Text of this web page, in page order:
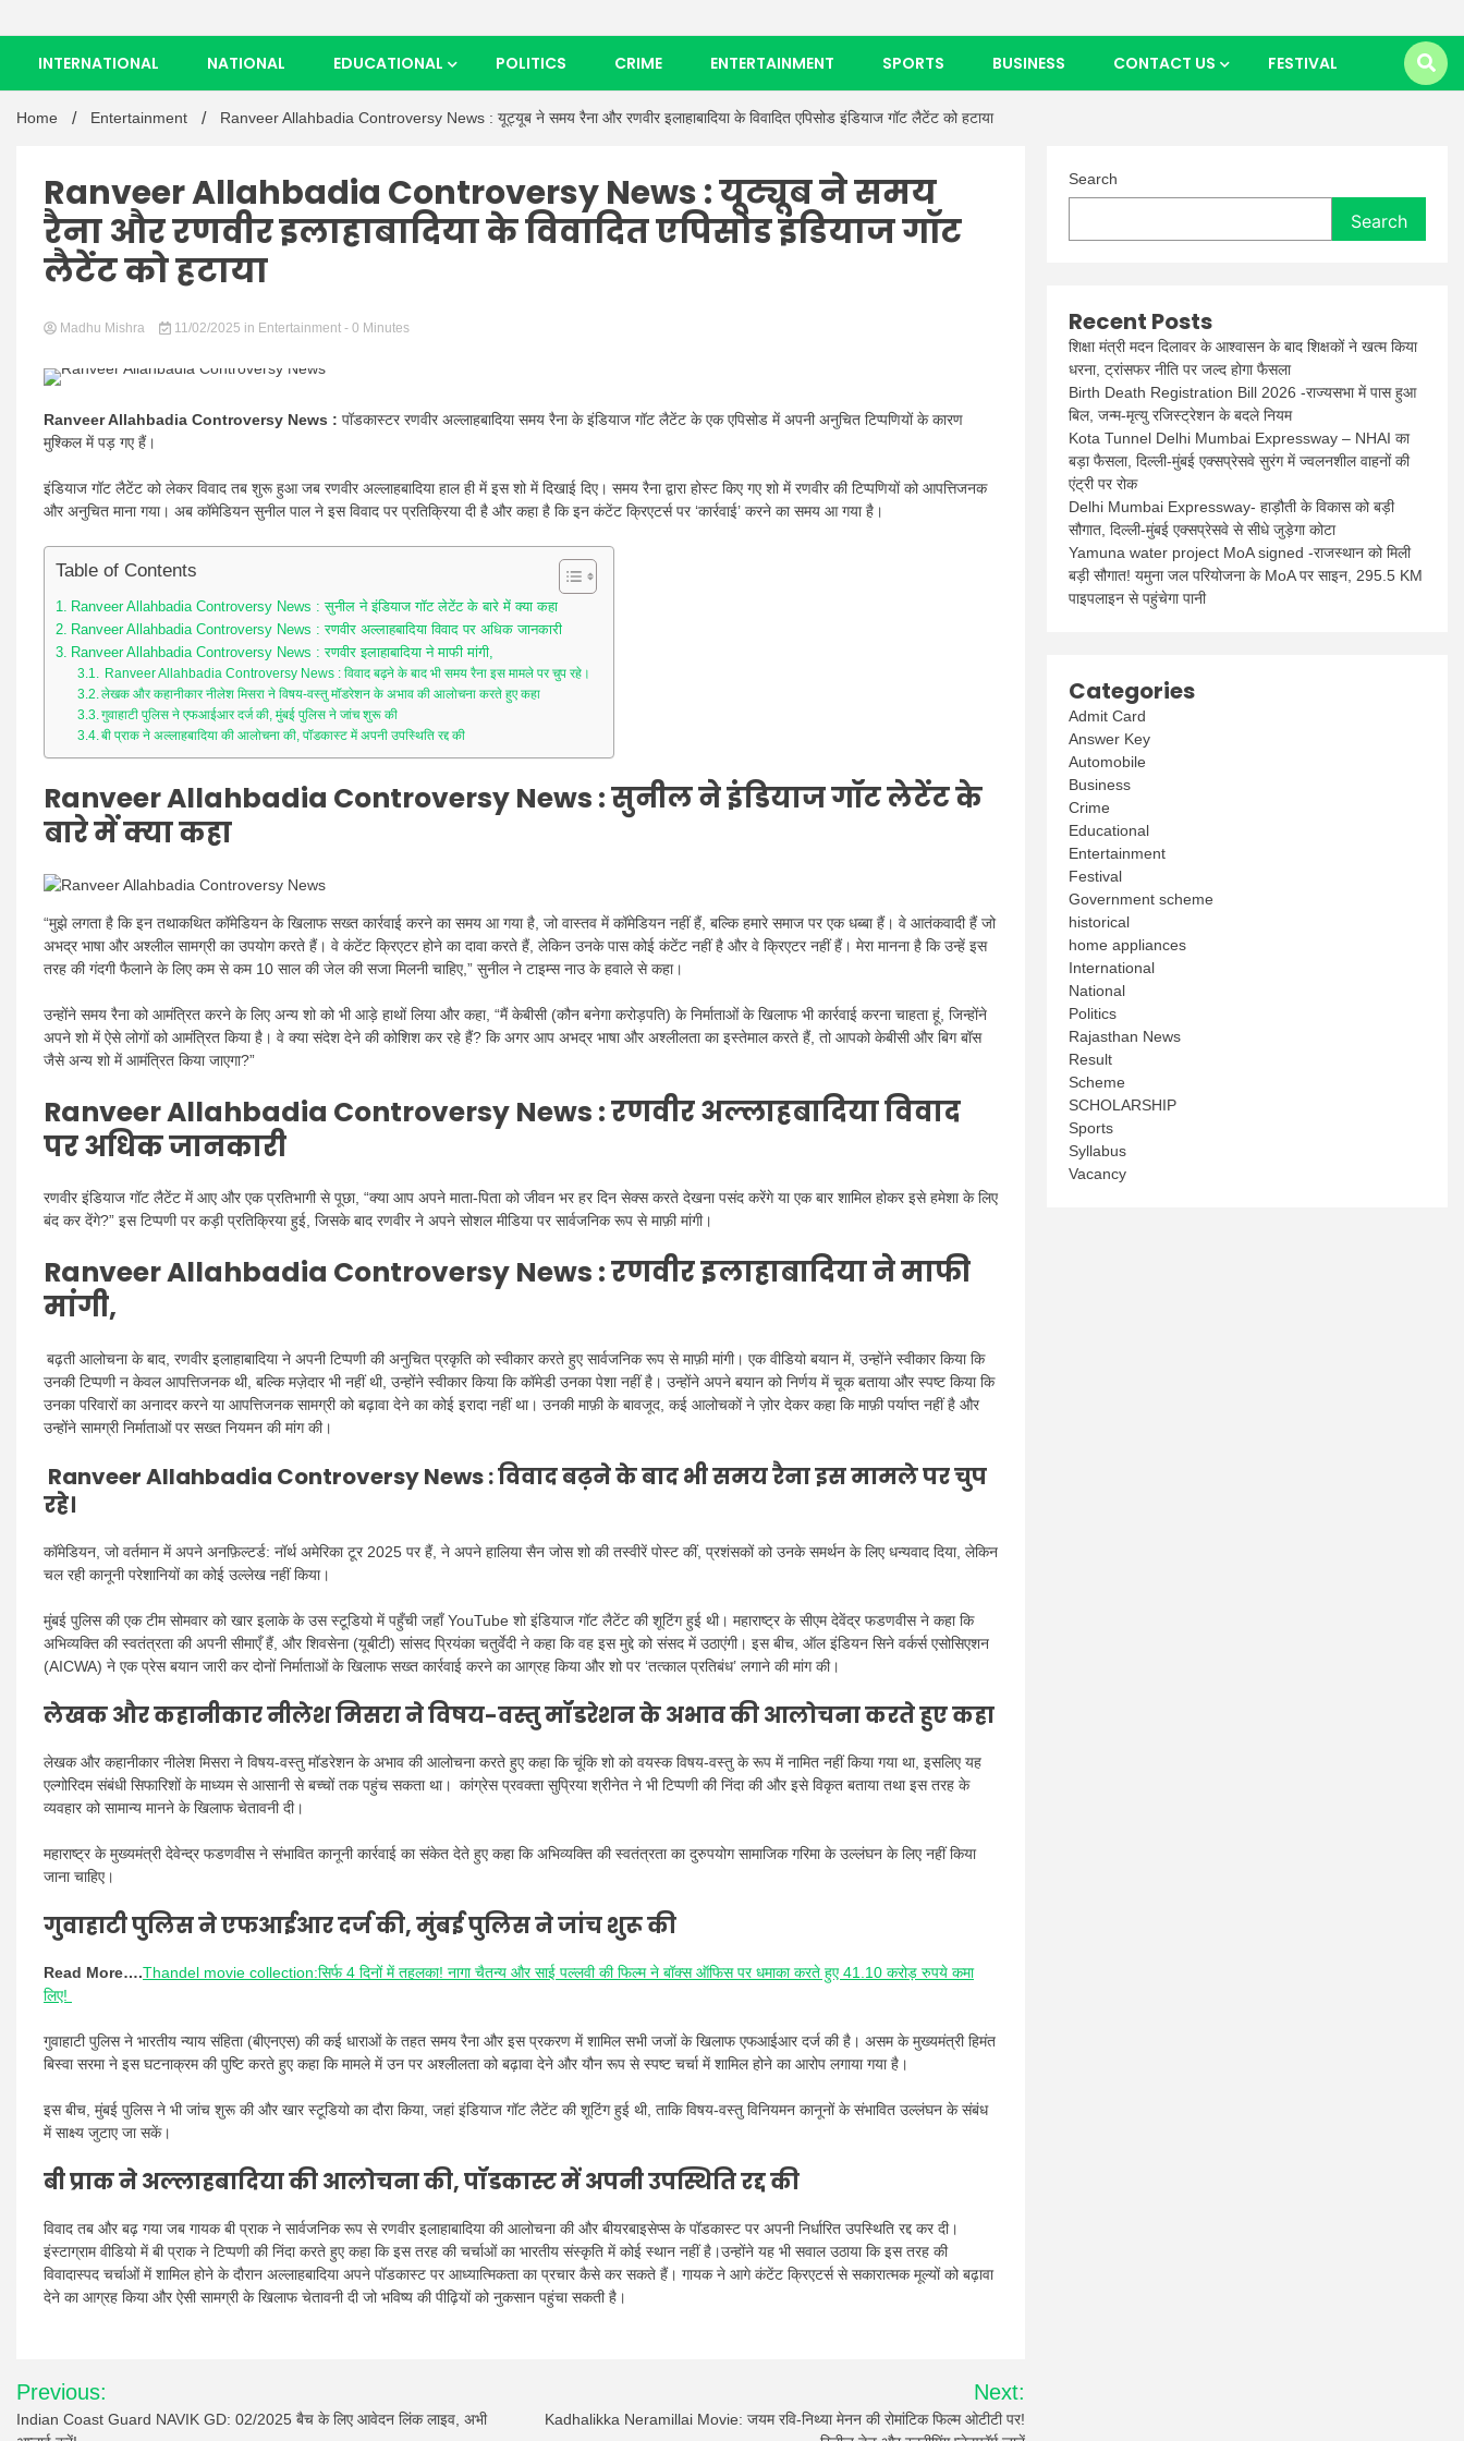
INTERNATIONAL NATIONAL EDUCATIONAL POLITICS CRIME ENTERTAINMENT SPORTS BUSINESS CONTACT US FESTIVAL
Home Entertainment Ranveer Allahbadia Controversy News : यूट्यूब ने समय रैना और रणवीर इलाहाबादिया के विवादित एपिसोड इंडियाज गॉट लैटेंट को हटाया
Ranveer Allahbadia Controversy News : यूट्यूब ने समय
रैना और रणवीर इलाहाबादिया के विवादित एपिसोड इंडियाज गॉट
लैटेंट को हटाया
Madhu Mishra 11/02/2025 in Entertainment - 0 Minutes
Ranveer Allahbadia Controversy News : पॉडकास्टर रणवीर अल्लाहबादिया समय रैना के इंडियाज गॉट लैटेंट के एक एपिसोड में अपनी अनुचित टिप्पणियों के कारण
मुश्किल में पड़ गए हैं।
इंडियाज गॉट लैटेंट को लेकर विवाद तब शुरू हुआ जब रणवीर अल्लाहबादिया हाल ही में इस शो में दिखाई दिए। समय रैना द्वारा होस्ट किए गए शो में रणवीर की टिप्पणियों को आपत्तिजनक
और अनुचित माना गया। अब कॉमेडियन सुनील पाल ने इस विवाद पर प्रतिक्रिया दी है और कहा है कि इन कंटेंट क्रिएटर्स पर ‘कार्रवाई’ करने का समय आ गया है।
Table of Contents
Ranveer Allahbadia Controversy News : सुनील ने इंडियाज गॉट लेटेंट के बारे में क्या कहा
Ranveer Allahbadia Controversy News : रणवीर अल्लाहबादिया विवाद पर अधिक जानकारी
Ranveer Allahbadia Controversy News : रणवीर इलाहाबादिया ने माफी मांगी,
Ranveer Allahbadia Controversy News : विवाद बढ़ने के बाद भी समय रैना इस मामले पर चुप रहे।
लेखक और कहानीकार नीलेश मिसरा ने विषय-वस्तु मॉडरेशन के अभाव की आलोचना करते हुए कहा
गुवाहाटी पुलिस ने एफआईआर दर्ज की, मुंबई पुलिस ने जांच शुरू की
बी प्राक ने अल्लाहबादिया की आलोचना की, पॉडकास्ट में अपनी उपस्थिति रद्द की
Ranveer Allahbadia Controversy News : सुनील ने इंडियाज गॉट लेटेंट के
बारे में क्या कहा
“मुझे लगता है कि इन तथाकथित कॉमेडियन के खिलाफ सख्त कार्रवाई करने का समय आ गया है, जो वास्तव में कॉमेडियन नहीं हैं, बल्कि हमारे समाज पर एक धब्बा हैं। वे आतंकवादी हैं जो
अभद्र भाषा और अश्लील सामग्री का उपयोग करते हैं। वे कंटेंट क्रिएटर होने का दावा करते हैं, लेकिन उनके पास कोई कंटेंट नहीं है और वे क्रिएटर नहीं हैं। मेरा मानना ​​है कि उन्हें इस
तरह की गंदगी फैलाने के लिए कम से कम 10 साल की जेल की सजा मिलनी चाहिए,” सुनील ने टाइम्स नाउ के हवाले से कहा।
उन्होंने समय रैना को आमंत्रित करने के लिए अन्य शो को भी आड़े हाथों लिया और कहा, “मैं केबीसी (कौन बनेगा करोड़पति) के निर्माताओं के खिलाफ भी कार्रवाई करना चाहता हूं, जिन्होंने
अपने शो में ऐसे लोगों को आमंत्रित किया है। वे क्या संदेश देने की कोशिश कर रहे हैं? कि अगर आप अभद्र भाषा और अश्लीलता का इस्तेमाल करते हैं, तो आपको केबीसी और बिग बॉस
जैसे अन्य शो में आमंत्रित किया जाएगा?”
Ranveer Allahbadia Controversy News : रणवीर अल्लाहबादिया विवाद
पर अधिक जानकारी
रणवीर इंडियाज गॉट लैटेंट में आए और एक प्रतिभागी से पूछा, “क्या आप अपने माता-पिता को जीवन भर हर दिन सेक्स करते देखना पसंद करेंगे या एक बार शामिल होकर इसे हमेशा के लिए
बंद कर देंगे?” इस टिप्पणी पर कड़ी प्रतिक्रिया हुई, जिसके बाद रणवीर ने अपने सोशल मीडिया पर सार्वजनिक रूप से माफ़ी मांगी।
Ranveer Allahbadia Controversy News :रणवीर इलाहाबादिया ने माफी
मांगी,
बढ़ती आलोचना के बाद, रणवीर इलाहाबादिया ने अपनी टिप्पणी की अनुचित प्रकृति को स्वीकार करते हुए सार्वजनिक रूप से माफ़ी मांगी। एक वीडियो बयान में, उन्होंने स्वीकार किया कि
उनकी टिप्पणी न केवल आपत्तिजनक थी, बल्कि मज़ेदार भी नहीं थी, उन्होंने स्वीकार किया कि कॉमेडी उनका पेशा नहीं है। उन्होंने अपने बयान को निर्णय में चूक बताया और स्पष्ट किया कि
उनका परिवारों का अनादर करने या आपत्तिजनक सामग्री को बढ़ावा देने का कोई इरादा नहीं था। उनकी माफ़ी के बावजूद, कई आलोचकों ने ज़ोर देकर कहा कि माफ़ी पर्याप्त नहीं है और
उन्होंने सामग्री निर्माताओं पर सख्त नियमन की मांग की।
Ranveer Allahbadia Controversy News : विवाद बढ़ने के बाद भी समय रैना इस मामले पर चुप
रहे।
कॉमेडियन, जो वर्तमान में अपने अनफ़िल्टर्ड: नॉर्थ अमेरिका टूर 2025 पर हैं, ने अपने हालिया सैन जोस शो की तस्वीरें पोस्ट कीं, प्रशंसकों को उनके समर्थन के लिए धन्यवाद दिया, लेकिन
चल रही कानूनी परेशानियों का कोई उल्लेख नहीं किया।
मुंबई पुलिस की एक टीम सोमवार को खार इलाके के उस स्टूडियो में पहुँची जहाँ YouTube शो इंडियाज गॉट लैटेंट की शूटिंग हुई थी। महाराष्ट्र के सीएम देवेंद्र फडणवीस ने कहा कि
अभिव्यक्ति की स्वतंत्रता की अपनी सीमाएँ हैं, और शिवसेना (यूबीटी) सांसद प्रियंका चतुर्वेदी ने कहा कि वह इस मुद्दे को संसद में उठाएंगी। इस बीच, ऑल इंडियन सिने वर्कर्स एसोसिएशन
(AICWA) ने एक प्रेस बयान जारी कर दोनों निर्माताओं के खिलाफ सख्त कार्रवाई करने का आग्रह किया और शो पर ‘तत्काल प्रतिबंध’ लगाने की मांग की।
लेखक और कहानीकार नीलेश मिसरा ने विषय-वस्तु मॉडरेशन के अभाव की आलोचना करते हुए कहा
लेखक और कहानीकार नीलेश मिसरा ने विषय-वस्तु मॉडरेशन के अभाव की आलोचना करते हुए कहा कि चूंकि शो को वयस्क विषय-वस्तु के रूप में नामित नहीं किया गया था, इसलिए यह
एल्गोरिदम संबंधी सिफारिशों के माध्यम से आसानी से बच्चों तक पहुंच सकता था। कांग्रेस प्रवक्ता सुप्रिया श्रीनेत ने भी टिप्पणी की निंदा की और इसे विकृत बताया तथा इस तरह के
व्यवहार को सामान्य मानने के खिलाफ चेतावनी दी।
महाराष्ट्र के मुख्यमंत्री देवेन्द्र फडणवीस ने संभावित कानूनी कार्रवाई का संकेत देते हुए कहा कि अभिव्यक्ति की स्वतंत्रता का दुरुपयोग सामाजिक गरिमा के उल्लंघन के लिए नहीं किया
जाना चाहिए।
गुवाहाटी पुलिस ने एफआईआर दर्ज की, मुंबई पुलिस ने जांच शुरू की
Read More….Thandel movie collection:सिर्फ 4 दिनों में तहलका! नागा चैतन्य और साई पल्लवी की फिल्म ने बॉक्स ऑफिस पर धमाका करते हुए 41.10 करोड़ रुपये कमा
लिए!
गुवाहाटी पुलिस ने भारतीय न्याय संहिता (बीएनएस) की कई धाराओं के तहत समय रैना और इस प्रकरण में शामिल सभी जजों के खिलाफ एफआईआर दर्ज की है। असम के मुख्यमंत्री हिमंत
बिस्वा सरमा ने इस घटनाक्रम की पुष्टि करते हुए कहा कि मामले में उन पर अश्लीलता को बढ़ावा देने और यौन रूप से स्पष्ट चर्चा में शामिल होने का आरोप लगाया गया है।
इस बीच, मुंबई पुलिस ने भी जांच शुरू की और खार स्टूडियो का दौरा किया, जहां इंडियाज गॉट लैटेंट की शूटिंग हुई थी, ताकि विषय-वस्तु विनियमन कानूनों के संभावित उल्लंघन के संबंध
में साक्ष्य जुटाए जा सकें।
बी प्राक ने अल्लाहबादिया की आलोचना की, पॉडकास्ट में अपनी उपस्थिति रद्द की
विवाद तब और बढ़ गया जब गायक बी प्राक ने सार्वजनिक रूप से रणवीर इलाहाबादिया की आलोचना की और बीयरबाइसेप्स के पॉडकास्ट पर अपनी निर्धारित उपस्थिति रद्द कर दी।
इंस्टाग्राम वीडियो में बी प्राक ने टिप्पणी की निंदा करते हुए कहा कि इस तरह की चर्चाओं का भारतीय संस्कृति में कोई स्थान नहीं है।उन्होंने यह भी सवाल उठाया कि इस तरह की
विवादास्पद चर्चाओं में शामिल होने के दौरान अल्लाहबादिया अपने पॉडकास्ट पर आध्यात्मिकता का प्रचार कैसे कर सकते हैं। गायक ने आगे कंटेंट क्रिएटर्स से सकारात्मक मूल्यों को बढ़ावा
देने का आग्रह किया और ऐसी सामग्री के खिलाफ चेतावनी दी जो भविष्य की पीढ़ियों को नुकसान पहुंचा सकती है।
Post
navigation
Previous:
Indian Coast Guard NAVIK GD: 02/2025 बैच के लिए आवेदन लिंक लाइव, अभी
Next:
Kadhalikka Neramillai Movie: जयम रवि-निथ्या मेनन की रोमांटिक फिल्म ओटीटी पर!
Search
Search
Recent Posts
शिक्षा मंत्री मदन दिलावर के आश्वासन के बाद शिक्षकों ने खत्म किया
धरना, ट्रांसफर नीति पर जल्द होगा फैसला
Birth Death Registration Bill 2026 -राज्यसभा में पास हुआ
बिल, जन्म-मृत्यु रजिस्ट्रेशन के बदले नियम
Kota Tunnel Delhi Mumbai Expressway – NHAI का
बड़ा फैसला, दिल्ली-मुंबई एक्सप्रेसवे सुरंग में ज्वलनशील वाहनों की
एंट्री पर रोक
Delhi Mumbai Expressway- हाड़ौती के विकास को बड़ी
सौगात, दिल्ली-मुंबई एक्सप्रेसवे से सीधे जुड़ेगा कोटा
Yamuna water project MoA signed -राजस्थान को मिली
बड़ी सौगात! यमुना जल परियोजना के MoA पर साइन, 295.5 KM
पाइपलाइन से पहुंचेगा पानी
Categories
Admit Card
Answer Key
Automobile
Business
Crime
Educational
Entertainment
Festival
Government scheme
historical
home appliances
International
National
Politics
Rajasthan News
Result
Scheme
SCHOLARSHIP
Sports
Syllabus
Vacancy